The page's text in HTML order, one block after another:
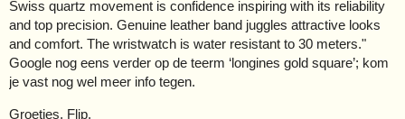
Swiss quartz movement is confidence inspiring with its reliability
and top precision. Genuine leather band juggles attractive looks
and comfort. The wristwatch is water resistant to 30 meters."
Google nog eens verder op de teerm ‘longines gold square’; kom
je vast nog wel meer info tegen.
Groetjes, Flip.